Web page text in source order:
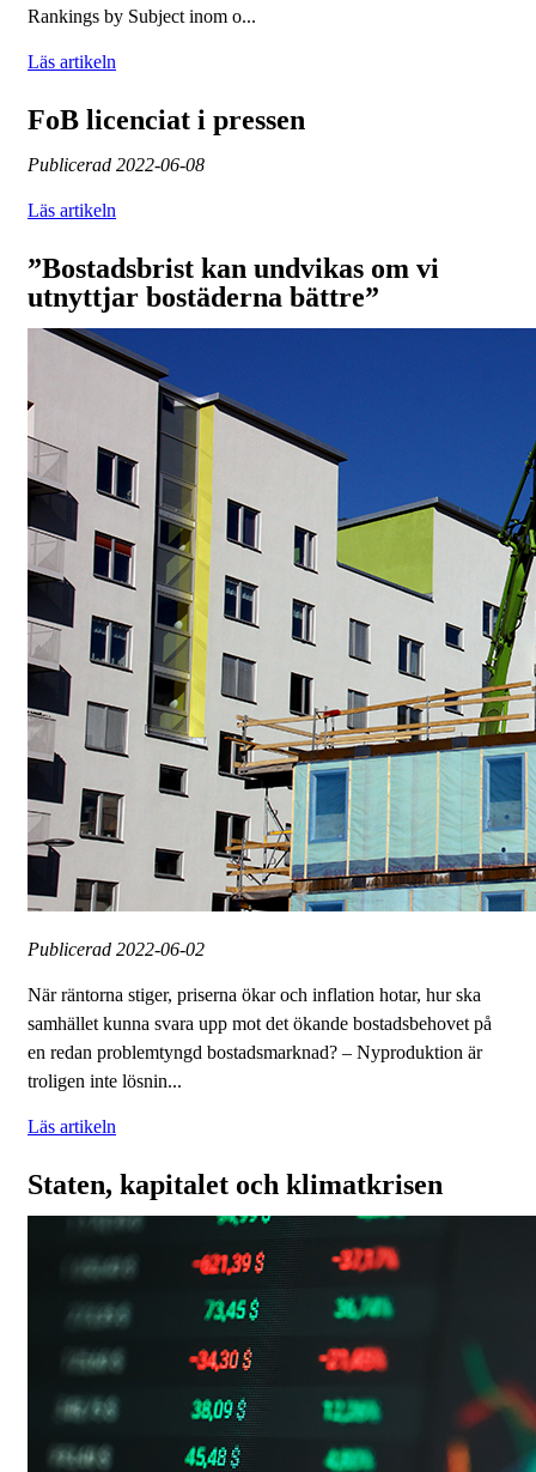
Rankings by Subject inom o...
Läs artikeln
FoB licenciat i pressen
Publicerad 2022-06-08
Läs artikeln
”Bostadsbrist kan undvikas om vi
utnyttjar bostäderna bättre”
Publicerad 2022-06-02
När räntorna stiger, priserna ökar och inflation hotar, hur ska
samhället kunna svara upp mot det ökande bostadsbehovet på
en redan problemtyngd bostadsmarknad? – Nyproduktion är
troligen inte lösnin...
Läs artikeln
Staten, kapitalet och klimatkrisen